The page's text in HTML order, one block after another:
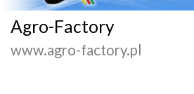
Agro-Factory
www.agro-factory.pl